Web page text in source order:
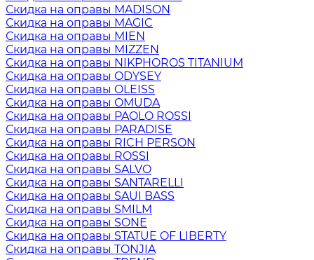
Скидка на оправы MADISON
Скидка на оправы MAGIC
Скидка на оправы MIEN
Скидка на оправы MIZZEN
Скидка на оправы NIKPHOROS TITANIUM
Скидка на оправы ODYSEY
Скидка на оправы OLEISS
Скидка на оправы OMUDA
Скидка на оправы PAOLO ROSSI
Скидка на оправы PARADISE
Скидка на оправы RICH PERSON
Скидка на оправы ROSSI
Скидка на оправы SALVO
Скидка на оправы SANTARELLI
Скидка на оправы SAUI BASS
Скидка на оправы SMILM
Скидка на оправы SONE
Скидка на оправы STATUE OF LIBERTY
Скидка на оправы TONJIA